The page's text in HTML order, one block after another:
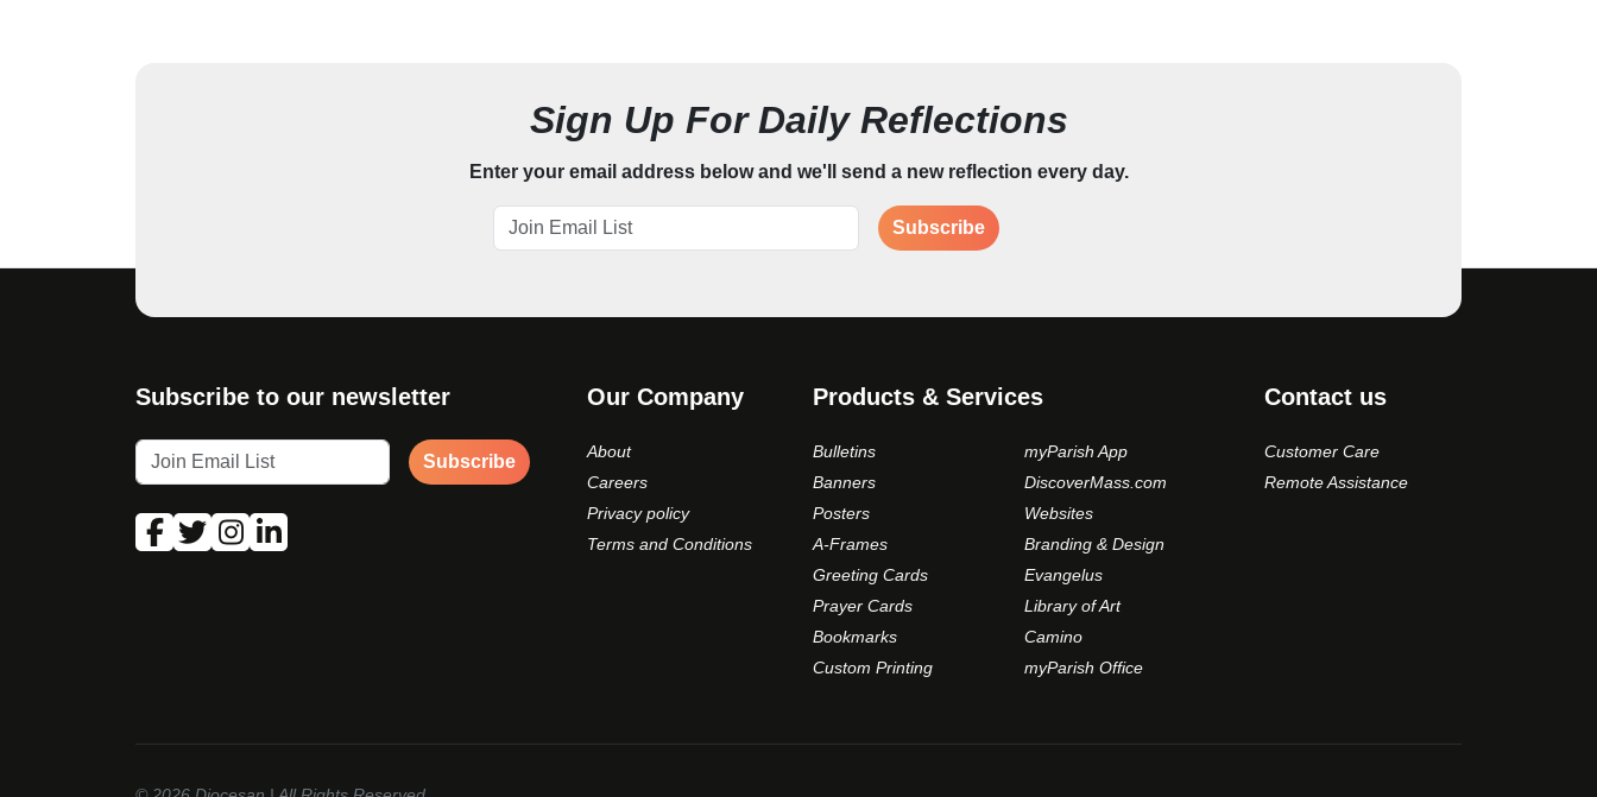
Sign Up For Daily Reflections
Enter your email address below and we'll send a new reflection every day.
Subscribe
Subscribe to our newsletter
Subscribe
Our Company
About
Careers
Privacy policy
Terms and Conditions
Products & Services
Bulletins
Banners
Posters
A-Frames
Greeting Cards
Prayer Cards
Bookmarks
Custom Printing
myParish App
DiscoverMass.com
Websites
Branding & Design
Evangelus
Library of Art
Camino
myParish Office
Contact us
Customer Care
Remote Assistance